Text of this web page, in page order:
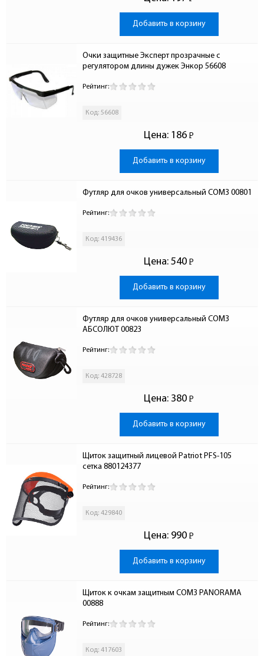
Добавить в корзину
Очки защитные Эксперт прозрачные c
регулятором длины дужек Энкор 56608
Рейтинг:
Код: 56608
Цена: 186 Р
-
Добавить в корзину
Футляр для очков универсальный СОМЗ 00801
Рейтинг:
Код: 419436
Цена: 540 Р
-
Добавить в корзину
Футляр для очков универсальный СОМЗ
АБСОЛЮТ 00823
Рейтинг:
Код: 428728
Цена: 380 Р
-
Добавить в корзину
Щиток защитный лицевой Patriot PFS-105
сетка 880124377
Рейтинг:
Код: 429840
Цена: 990 Р
-
Добавить в корзину
Щиток к очкам защитным СОМЗ PANORAMA
00888
Рейтинг:
Код: 417603